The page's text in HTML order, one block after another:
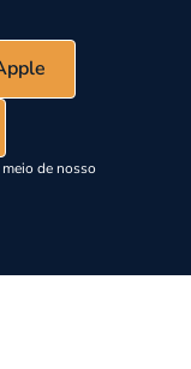
de nosso